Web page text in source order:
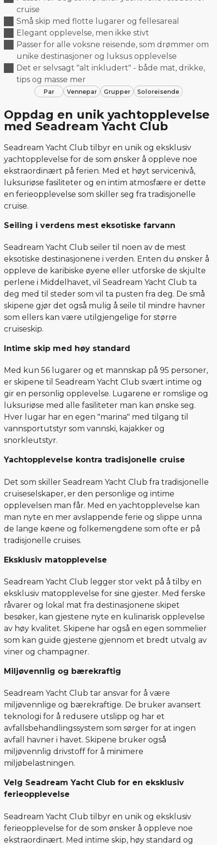
cruise
Små skip med flotte lugarer og fellesareal
Elegant opplevelse, men ikke stivt
Passer for alle voksne reisende, som drømmer om
unike destinasjoner og luksus opplevelse
Det er selvsagt "alt inkludert" - både mat, drikke,
tips og masse mer
Par Vennepar Grupper Soloreisende
Oppdag en unik yachtopplevelse
med Seadream Yacht Club
Seadream Yacht Club tilbyr en unik og eksklusiv
yachtopplevelse for de som ønsker å oppleve noe
ekstraordinært på ferien. Med et høyt servicenivå,
luksuriøse fasiliteter og en intim atmosfære er dette
en ferieopplevelse som skiller seg fra tradisjonelle
cruise.
Seiling i verdens mest eksotiske farvann
Seadream Yacht Club seiler til noen av de mest
eksotiske destinasjonene i verden. Enten du ønsker å
oppleve de karibiske øyene eller utforske de skjulte
perlene i Middelhavet, vil Seadream Yacht Club ta
deg med til steder som vil ta pusten fra deg. De små
skipene gjør det også mulig å seile til mindre havner
som ellers kan være utilgjengelige for større
cruiseskip.
Intime skip med høy standard
Med kun 56 lugarer og et mannskap på 95 personer,
er skipene til Seadream Yacht Club svært intime og
gir en personlig opplevelse. Lugarene er romslige og
luksuriøse med alle fasiliteter man kan ønske seg.
Hver lugar har en egen "marina" med tilgang til
vannsportutstyr som vannski, kajakker og
snorkleutstyr.
Yachtopplevelse kontra tradisjonelle cruise
Det som skiller Seadream Yacht Club fra tradisjonelle
cruiseselskaper, er den personlige og intime
opplevelsen man får. Med en yachtopplevelse kan
man nyte en mer avslappende ferie og slippe unna
de lange køene og folkemengdene som ofte er på
tradisjonelle cruises.
Eksklusiv matopplevelse
Seadream Yacht Club legger stor vekt på å tilby en
eksklusiv matopplevelse for sine gjester. Med ferske
råvarer og lokal mat fra destinasjonene skipet
besøker, kan gjestene nyte en kulinarisk opplevelse
av høy kvalitet. Skipene har også en egen sommelier
som kan guide gjestene gjennom et bredt utvalg av
viner og champagner.
Miljøvennlig og bærekraftig
Seadream Yacht Club tar ansvar for å være
miljøvennlige og bærekraftige. De bruker avansert
teknologi for å redusere utslipp og har et
avfallsbehandlingssystem som sørger for at ingen
avfall havner i havet. Skipene bruker også
miljøvennlig drivstoff for å minimere
miljøbelastningen.
Velg Seadream Yacht Club for en eksklusiv
ferieopplevelse
Seadream Yacht Club tilbyr en unik og eksklusiv
ferieopplevelse for de som ønsker å oppleve noe
ekstraordinært. Med intime skip, høy standard og